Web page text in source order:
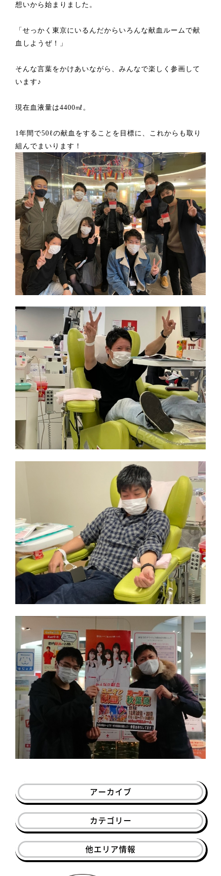
想いから始まりました。
「せっかく東京にいるんだからいろんな献血ルームで献
血しようぜ！」
そんな言葉をかけあいながら、みんなで楽しく参画して
います♪
現在血液量は4400㎖。
1年間で50ℓの献血をすることを目標に、これからも取り
組んでまいります！
アーカイブ
カテゴリー
他エリア情報